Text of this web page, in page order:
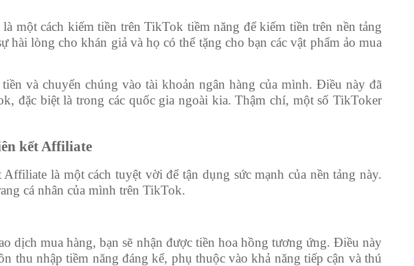
một cách kiếm tiền trên TikTok tiềm năng để kiếm tiền trên nền tảng
hài lòng cho khán giả và họ có thể tặng cho bạn các vật phẩm ảo mua
và chuyển chúng vào tài khoản ngân hàng của mình. Điều này đã
đặc biệt là trong các quốc gia ngoài kia. Thậm chí, một số TikToker
kết Affiliate
là một cách tuyệt vời để tận dụng sức mạnh của nền tảng này.
cá nhân của mình trên TikTok.
dịch mua hàng, bạn sẽ nhận được tiền hoa hồng tương ứng. Điều này
thu nhập tiềm năng đáng kể, phụ thuộc vào khả năng tiếp cận và thú